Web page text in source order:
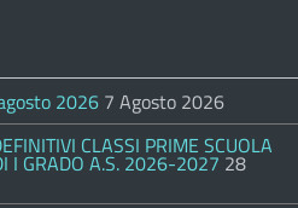
2026 7 Agosto 2026
CLASSI PRIME SCUOLA
I GRADO A.S. 2026-2027 28